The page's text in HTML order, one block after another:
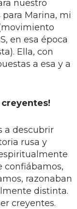
nuestro
Marina, mi
en esa época
Ella, con
a esa y a
creyentes!
a descubrir
rusa y
confiábamos,
razonaban
distinta.
creyentes.